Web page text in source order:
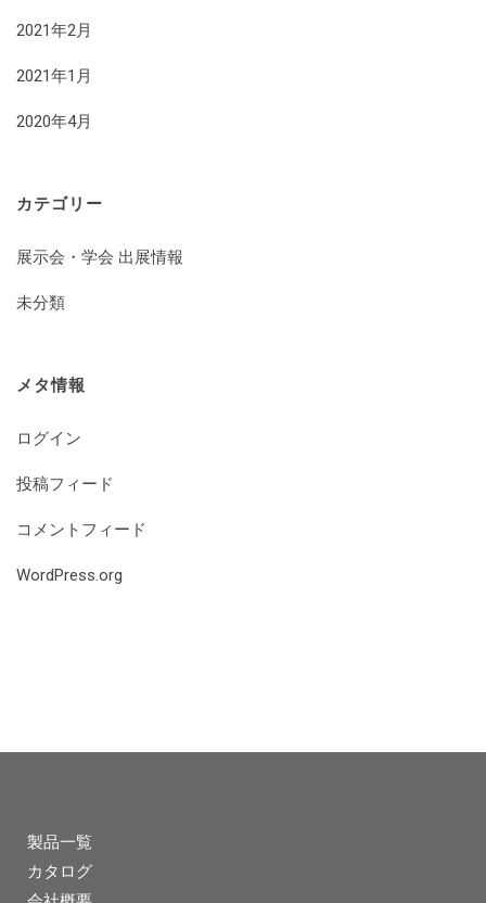
2021年2月
2021年1月
2020年4月
カテゴリー
展示会・学会 出展情報
未分類
メタ情報
ログイン
投稿フィード
コメントフィード
WordPress.org
製品一覧
カタログ